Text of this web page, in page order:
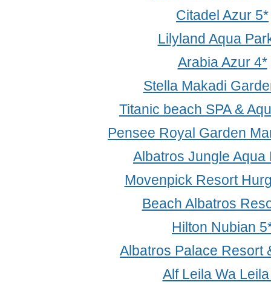
Citadel Azur 5*
Lilyland Aqua
Arabia Azur 4*
Stella Makadi
Titanic beach SPA &
Pensee Royal Garden
Albatros Jungle Aqua
Movenpick Resort
Beach Albatros
Hilton Nubian
Albatros Palace Resort
Alf Leila Wa